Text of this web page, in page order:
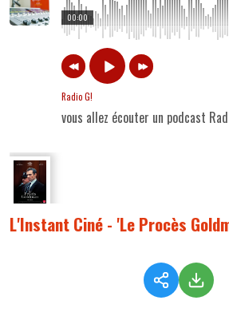
00:00
Radio G!
vous allez écouter un podcast
L'Instant Ciné - 'Le Procès